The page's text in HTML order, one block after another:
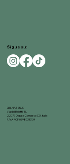
Sigue su:
GELNAT SRLS
Via dei Baietti, 16,
22077 Olgiate Comasco CO, Italia
P.IVA / CF 03980310134